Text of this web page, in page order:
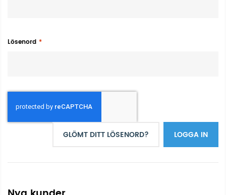
Lösenord
LOGGA IN
GLÖMT DITT LÖSENORD?